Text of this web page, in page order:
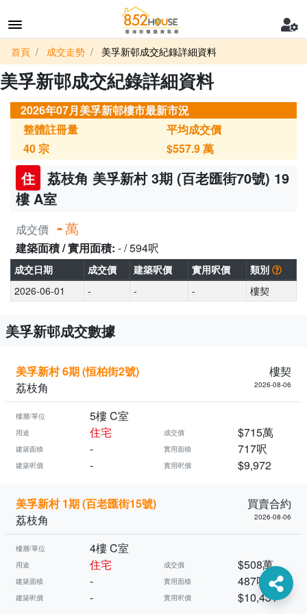
首頁 成交走勢 美孚新邨成交紀錄詳細資料
美孚新邨成交紀錄詳細資料
2026年07月美孚新邨樓市最新市況
整體註冊量
40宗
平均成交價
$557.9萬
住
荔枝角 美孚新村 3期 (百老匯街70號) 19
樓 A室
成交價 -萬
建築面積 / 實用面積: - / 594呎
成交日期 成交價 建築呎價 實用呎價
類別
2026-06-01
- - - 樓契
美孚新邨成交數據
美孚新村 6期 (恒柏街2號)
樓契
荔枝角
2026-08-06
樓層/單位 5樓 C室
用途 住宅 成交價 $715萬
建築面積 - 實用面積 717呎
建築呎價 - 實用呎價 $9,972
美孚新村 1期 (百老匯街15號)
買賣合約
荔枝角
2026-08-06
樓層/單位 4樓 C室
用途 住宅 成交價 $508萬
建築面積 - 實用面積 487呎
建築呎價 - 實用呎價 $10,431